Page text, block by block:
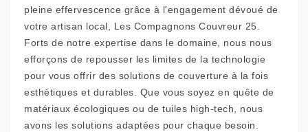
pleine effervescence grâce à l'engagement dévoué de
votre artisan local, Les Compagnons Couvreur 25.
Forts de notre expertise dans le domaine, nous nous
efforçons de repousser les limites de la technologie
pour vous offrir des solutions de couverture à la fois
esthétiques et durables. Que vous soyez en quête de
matériaux écologiques ou de tuiles high-tech, nous
avons les solutions adaptées pour chaque besoin.